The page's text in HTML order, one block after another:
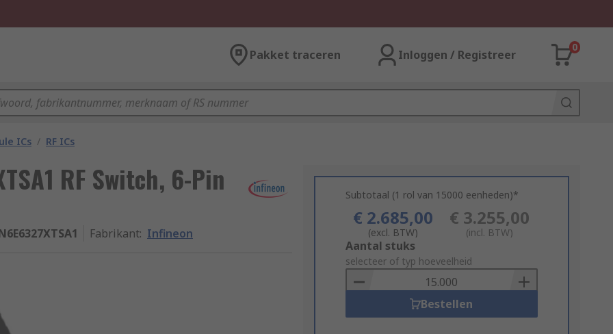
Pakket traceren Inloggen / Registreer
0
ICs / RF ICs
RF Switch, 6-Pin
Fabrikant: Infineon
Subtotaal (1 rol van 15000 eenheden)*
€ 2.685,00
(excl. BTW)
€ 3.255,00
(incl. BTW)
Add
to
Basket
Aantal stuks
selecteer of typ hoeveelheid
Bestellen